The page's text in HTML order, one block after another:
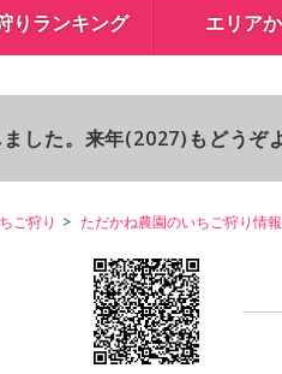
りランキング エリア
した。来年(2027)もどうぞ
ご狩り ただかね農園のいちご狩り情報